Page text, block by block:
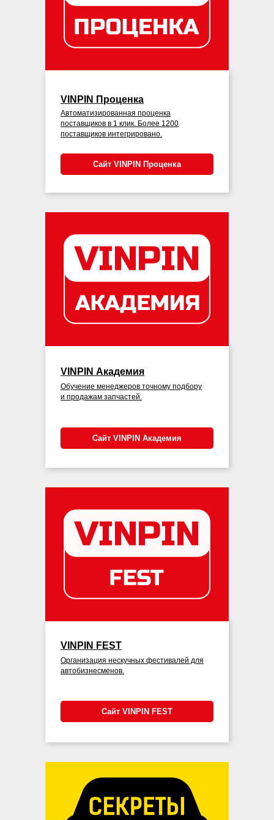
VINPIN Проценка
Автоматизированная проценка
поставщиков в 1 клик. Более 1200
поставщиков интегрировано.
Сайт VINPIN Проценка
VINPIN Академия
Обучение менеджеров точному подбору
и продажам запчастей.
Сайт VINPIN Академия
VINPIN FEST
Организация нескучных фестивалей для
автобизнесменов.
Сайт VINPIN FEST